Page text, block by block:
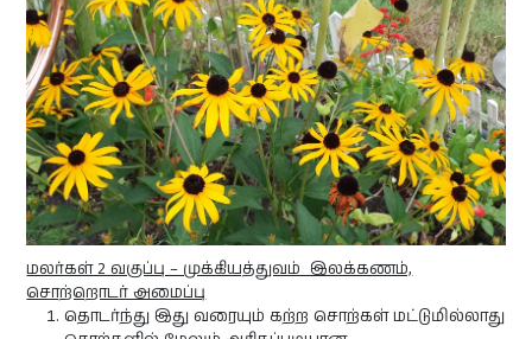
மலர்கள் 2 வகுப்பு – முக்கியத்துவம் இலக்கணம்,
சொற்றொடர் அமைப்பு
தொடர்ந்து இது வரையும் கற்ற சொற்கள் மட்டுமில்லாது